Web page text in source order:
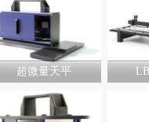
超微量天平